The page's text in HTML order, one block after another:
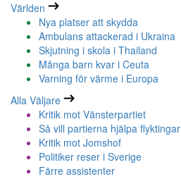
Världen
Nya platser att skydda
Ambulans attackerad i Ukraina
Skjutning i skola i Thailand
Många barn kvar i Ceuta
Varning för värme i Europa
Alla Väljare
Kritik mot Vänsterpartiet
Så vill partierna hjälpa flyktingar
Kritik mot Jomshof
Politiker reser i Sverige
Färre assistenter